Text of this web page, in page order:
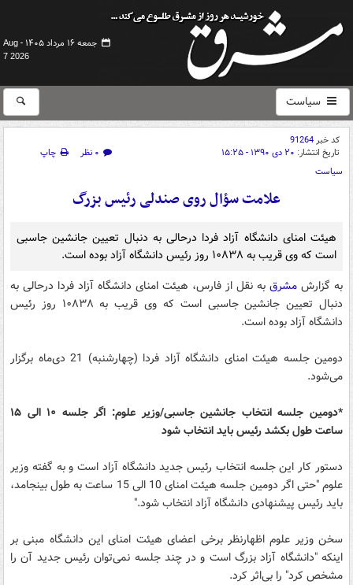
جمعه ۱۶ مرداد ۱۴۰۵ -
Aug
7 2026
سیاست
کد خبر91264
تاریخ انتشار: ۲۰ دی ۱۳۹۰ - ۱۵:۲۵ ۰ نظر
چاپ
سیاست
علامت سؤال روی صندلی رئیس بزرگ
هیئت امنای دانشگاه آزاد فردا درحالی به دنبال تعیین جانشین جاسبی
است که وی قریب به ۱۰۸۳۸ روز رئیس دانشگاه آزاد بوده است.
‌به گزارش مشرق به نقل از فارس، هیئت امنای دانشگاه آزاد فردا درحالی به
دنبال تعیین جانشین جاسبی است که وی قریب به ۱۰۸۳۸ روز رئیس
دانشگاه آزاد بوده است.
دومین جلسه هیئت امنای دانشگاه آزاد فردا (چهارشنبه) 21 دی‌ماه برگزار
می‌شود.
*دومین جلسه انتخاب جانشین جاسبی/وزیر علوم: اگر جلسه ۱۰ الی ۱۵
ساعت طول بکشد رئیس باید انتخاب شود
دستور کار این جلسه انتخاب رئیس جدید دانشگاه آزاد است و به گفته وزیر
علوم "حتی اگر دومین جلسه هیئت امنای 10 الی 15 ساعت به طول بینجامد،
باید رئیس پیشنهادی دانشگاه آزاد انتخاب شود."
سخن وزیر علوم اظهارنظر برخی اعضای هیئت امنای این دانشگاه مبنی بر
اینکه "دانشگاه آزاد بزرگ است و در چند جلسه نمی‌توان رئیس جدید آن را
مشخص کرد" را بی‌اثر کرد.